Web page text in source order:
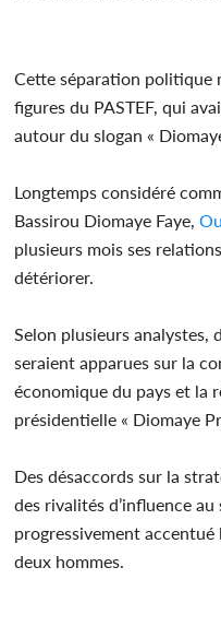
Cette séparation politique
figures du PASTEF, qui
autour du slogan «
Longtemps considéré
Bassirou Diomaye Faye,
plusieurs mois ses
détériorer.
Selon plusieurs analystes,
seraient apparues sur la
économique du pays et la
présidentielle « Diomaye
Des désaccords sur la
des rivalités d’influence
progressivement
deux hommes.